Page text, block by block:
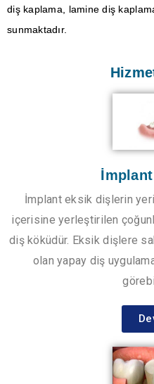
diş kaplama, lamine diş
sunmaktadır.
İmplant eksik dişlerin
içerisine yerleştirilen
diş köküdür. Eksik dişlere
olan yapay diş